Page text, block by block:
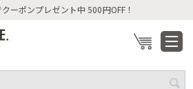
ーポンプレゼント中 500円OFF！